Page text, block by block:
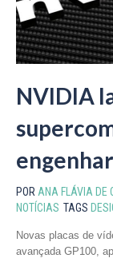
NVIDIA
POR ANA FLÁVIA DE
NOTÍCIAS TAGS
Novas placas de
avançada GP100,